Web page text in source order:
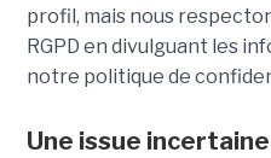
profil, mais nous
RGPD en divulguant les
notre politique de
Une issue incertaine